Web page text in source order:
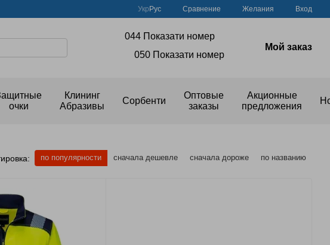
Укр Рус Сравнение Желания Вход
044 Показати номер
050 Показати номер
Мой заказ
очки
Клининг
Абразивы
Сорбенти
Оптовые
заказы
Акционные
предложения
по популярности сначала дешевле сначала дороже по названию